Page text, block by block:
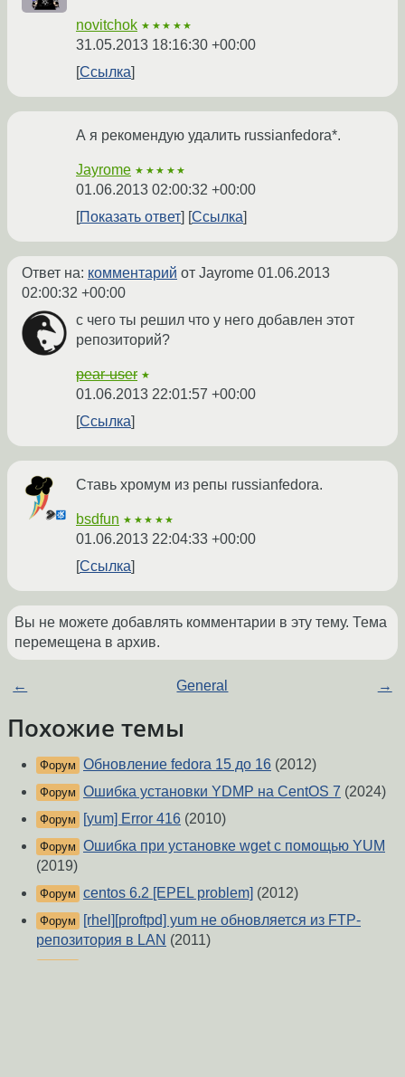
novitchok ★★★★★
31.05.2013 18:16:30 +00:00
Ссылка
А я рекомендую удалить russianfedora*.
Jayrome ★★★★★
01.06.2013 02:00:32 +00:00
Показать ответ
Ссылка
Ответ на: комментарий от Jayrome 01.06.2013
02:00:32 +00:00
с чего ты решил что у него добавлен этот
репозиторий?
pear-user ★
01.06.2013 22:01:57 +00:00
Ссылка
Ставь хромум из репы russianfedora.
bsdfun ★★★★★
01.06.2013 22:04:33 +00:00
Ссылка
Вы не можете добавлять комментарии в эту тему. Тема
перемещена в архив.
← General →
Похожие темы
Форум Обновление fedora 15 до 16 (2012)
Форум Ошибка установки YDMP на CentOS 7 (2024)
Форум [yum] Error 416 (2010)
Форум Ошибка при установке wget с помощью YUM
(2019)
Форум centos 6.2 [EPEL problem] (2012)
Форум
[rhel][proftpd] yum не обновляется из FTP-
репозитория в LAN (2011)